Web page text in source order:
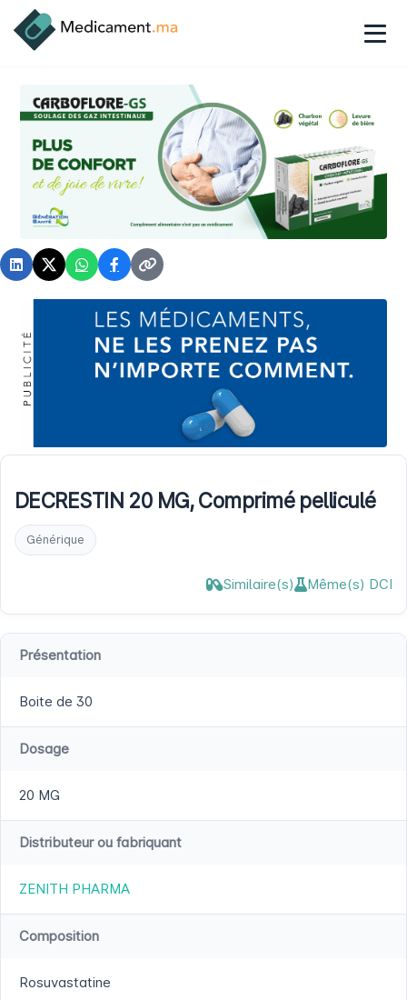
DECRESTIN 20 MG, Comprimé pelliculé
Générique
Similaire(s) Même(s) DCI
Présentation
Boite de 30
Dosage
20 MG
Distributeur ou fabriquant
ZENITH PHARMA
Composition
Rosuvastatine